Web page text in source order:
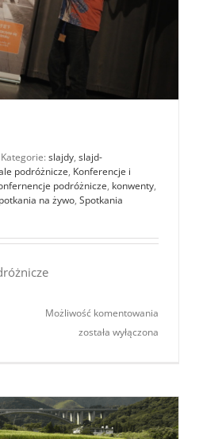
Kategorie: slajdy, slajd-
podróżnicze, Konferencje i
podróżnicze, konwenty,
na żywo, Spotkania
Możliwość komentowania
została wyłączona